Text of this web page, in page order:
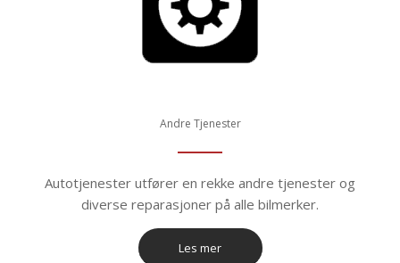
Andre Tjenester
Autotjenester utfører en rekke andre tjenester og
diverse reparasjoner på alle bilmerker.
Les mer